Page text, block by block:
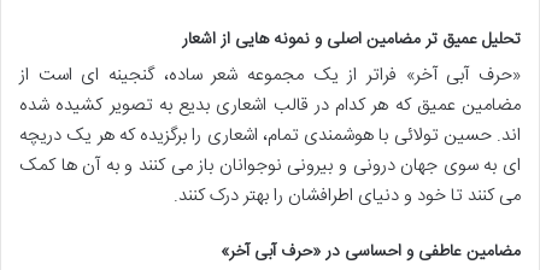
تحلیل عمیق تر مضامین اصلی و نمونه هایی از اشعار
«حرف آبی آخر» فراتر از یک مجموعه شعر ساده، گنجینه ای است از
مضامین عمیق که هر کدام در قالب اشعاری بدیع به تصویر کشیده شده
اند. حسین تولائی با هوشمندی تمام، اشعاری را برگزیده که هر یک دریچه
ای به سوی جهان درونی و بیرونی نوجوانان باز می کنند و به آن ها کمک
می کنند تا خود و دنیای اطرافشان را بهتر درک کنند.
مضامین عاطفی و احساسی در «حرف آبی آخر»